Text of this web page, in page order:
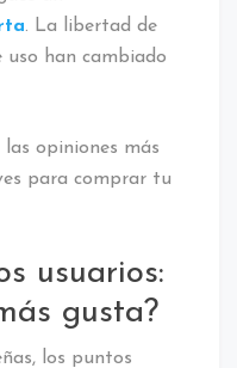
. La libertad de
han cambiado
opiniones más
para comprar tu
usuarios:
gusta?
los puntos